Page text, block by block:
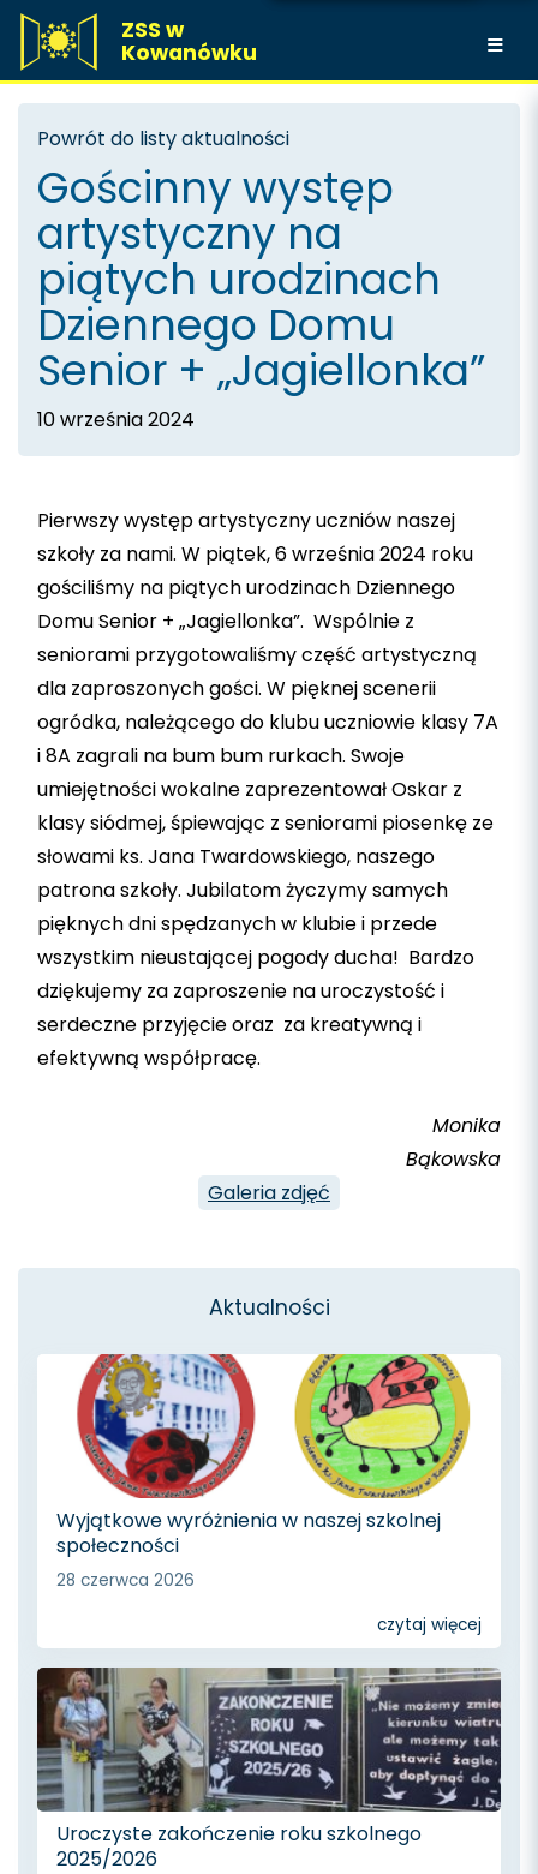
ZSS w
Kowanówku
Powrót do listy aktualności
Gościnny występ
artystyczny na
piątych urodzinach
Dziennego Domu
Senior + „Jagiellonka”
10 września 2024
Pierwszy występ artystyczny uczniów naszej
szkoły za nami. W piątek, 6 września 2024 roku
gościliśmy na piątych urodzinach Dziennego
Domu Senior + „Jagiellonka”. Wspólnie z
seniorami przygotowaliśmy część artystyczną
dla zaproszonych gości. W pięknej scenerii
ogródka, należącego do klubu uczniowie klasy 7A
i 8A zagrali na bum bum rurkach. Swoje
umiejętności wokalne zaprezentował Oskar z
klasy siódmej, śpiewając z seniorami piosenkę ze
słowami ks. Jana Twardowskiego, naszego
patrona szkoły. Jubilatom życzymy samych
pięknych dni spędzanych w klubie i przede
wszystkim nieustającej pogody ducha! Bardzo
dziękujemy za zaproszenie na uroczystość i
serdeczne przyjęcie oraz za kreatywną i
efektywną współpracę.
Monika
Bąkowska
Galeria zdjęć
Aktualności
Wyjątkowe wyróżnienia w naszej szkolnej
społeczności
28 czerwca 2026
czytaj więcej
Uroczyste zakończenie roku szkolnego
2025/2026